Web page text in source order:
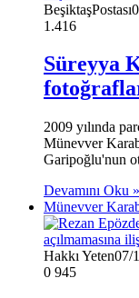
BeşiktaşPostası
1.416
Süreyya
2009 yılında
Münevver
Garipoğlu'nun
Devamını Oku »
Münevver
Hakkı Yeten07/
0 945